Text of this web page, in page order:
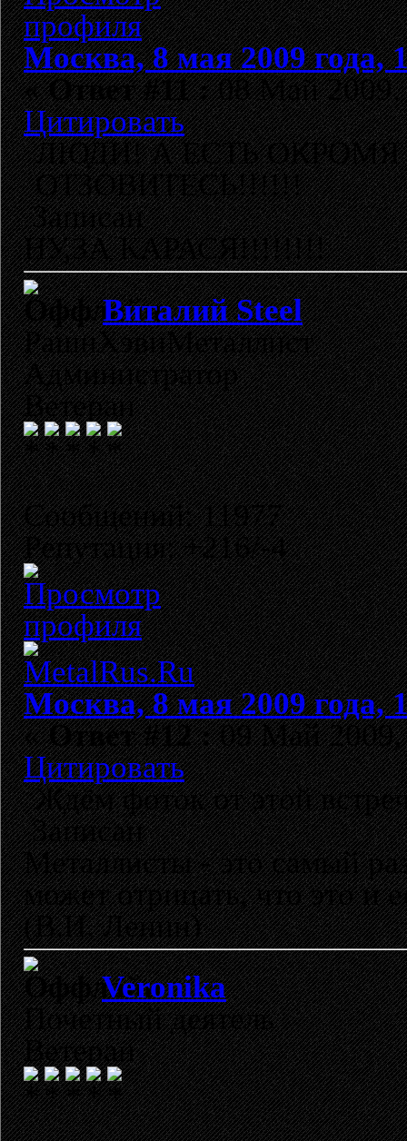
Москва, 8 мая 2009 года,
«Ответ #11 :08 Май 2009,
Цитировать
ЛЮДИ! А ЕСТЬ
ОТЗОВИТЕСЬ!!!!!!
Записан
НУ,ЗА КАРАСЯ!!!!!!!!
Виталий Steel
РашнХэвиМеталлист
Администратор
Ветеран
Сообщений: 11977
Репутация: +216/-4
Москва, 8 мая 2009 года,
«Ответ #12 :09 Май 2009,
Цитировать
Ждём фоток от этой
Записан
Металлисты - это самый
может отрицать, что это и
(В.И. Ленин)
Veronika
Почетный деятель
Ветеран